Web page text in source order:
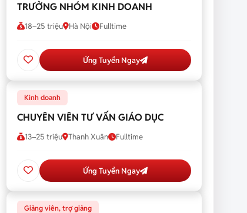
TRƯỞNG NHÓM KINH DOANH
18–25 triệu Hà Nội Fulltime
Ứng Tuyển Ngay
Kinh doanh
CHUYÊN VIÊN TƯ VẤN GIÁO DỤC
13–25 triệu Thanh Xuân Fulltime
Ứng Tuyển Ngay
Giảng viên, trợ giảng